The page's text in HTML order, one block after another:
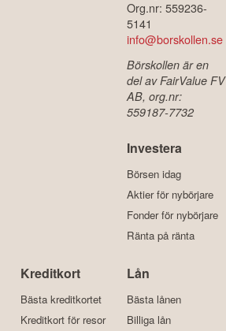
Org.nr: 559236-
5141
info@borskollen.se
Börskollen är en
del av FairValue FV
AB, org.nr:
559187-7732
Investera
Börsen idag
Aktier för nybörjare
Fonder för nybörjare
Ränta på ränta
Kreditkort
Bästa kreditkortet
Kreditkort för resor
Lån
Bästa lånen
Billiga lån